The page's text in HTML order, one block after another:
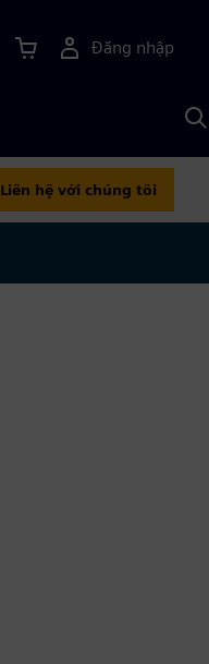
Đăng nhập
Liên hệ với chúng tôi